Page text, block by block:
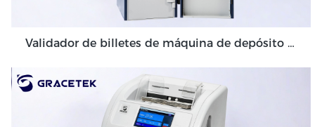
Validador de billetes de máquina de depósito en efectivo de gran volumen para entornos de back office GDM-300